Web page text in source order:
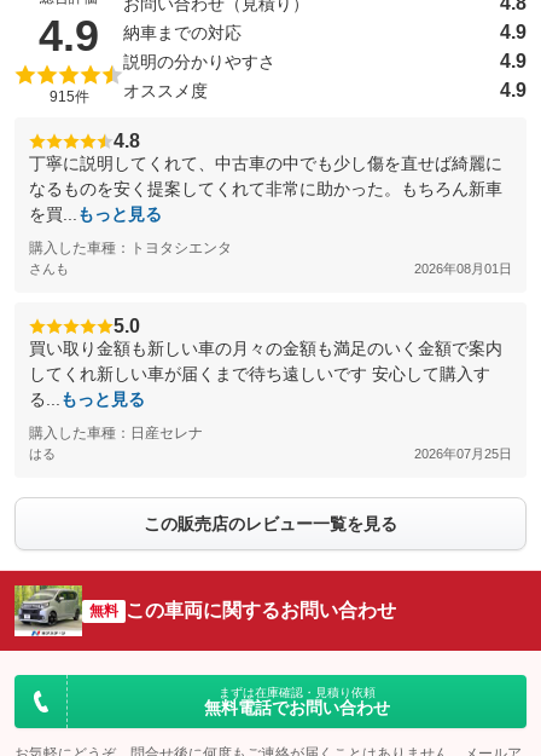
4.9 （5点満点中）
915件
納車までの対応 4.9
説明の分かりやすさ 4.9
オススメ度 4.9
4.8
丁寧に説明してくれて、中古車の中でも少し傷を直せば綺麗に
なるものを安く提案してくれて非常に助かった。もちろん新車
を買...
もっと見る
購入した車種：トヨタシエンタ
さんも 2026年08月01日
5.0
買い取り金額も新しい車の月々の金額も満足のいく金額で案内
してくれ新しい車が届くまで待ち遠しいです 安心して購入す
る...
もっと見る
購入した車種：日産セレナ
はる 2026年07月25日
この販売店のレビュー一覧を見る
無料 この車両に関するお問い合わせ
まずは在庫確認・見積り依頼
無料電話でお問い合わせ